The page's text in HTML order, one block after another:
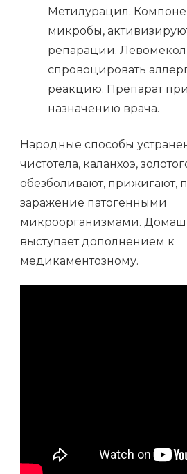
Метилурацил.
микробы,
репарации.
спровоцировать
реакцию. Препарат
назначению врача.
Народные способы
чистотела, каланхоэ,
обезболивают, прижигают,
заражение патогенными
микроорганизмами.
выступает дополнением к
медикаментозному.